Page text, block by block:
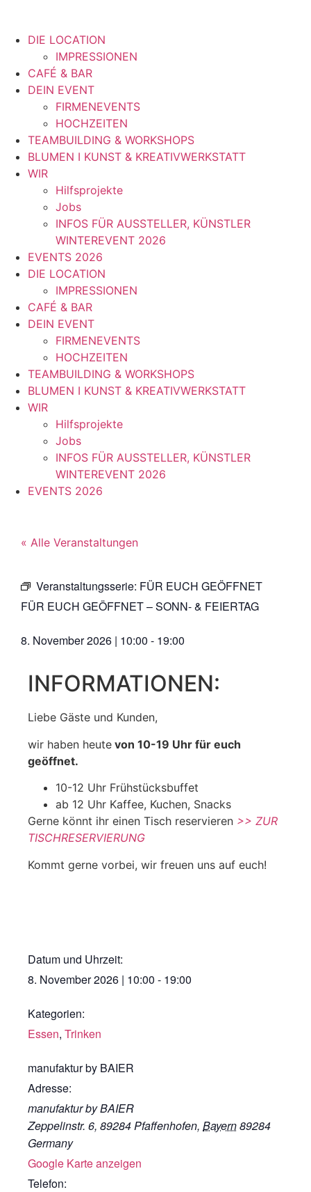
DIE LOCATION
IMPRESSIONEN
CAFÉ & BAR
DEIN EVENT
FIRMENEVENTS
HOCHZEITEN
TEAMBUILDING & WORKSHOPS
BLUMEN I KUNST & KREATIVWERKSTATT
WIR
Hilfsprojekte
Jobs
INFOS FÜR AUSSTELLER, KÜNSTLER
WINTEREVENT 2026
EVENTS 2026
DIE LOCATION
IMPRESSIONEN
CAFÉ & BAR
DEIN EVENT
FIRMENEVENTS
HOCHZEITEN
TEAMBUILDING & WORKSHOPS
BLUMEN I KUNST & KREATIVWERKSTATT
WIR
Hilfsprojekte
Jobs
INFOS FÜR AUSSTELLER, KÜNSTLER
WINTEREVENT 2026
EVENTS 2026
« Alle Veranstaltungen
Veranstaltungsserie: FÜR EUCH GEÖFFNET
FÜR EUCH GEÖFFNET – SONN- & FEIERTAG
8. November 2026 | 10:00 - 19:00
INFORMATIONEN:
Liebe Gäste und Kunden,
wir haben heute von 10-19 Uhr für euch
geöffnet.
10-12 Uhr Frühstücksbuffet
ab 12 Uhr Kaffee, Kuchen, Snacks
Gerne könnt ihr einen Tisch reservieren >> ZUR
TISCHRESERVIERUNG
Kommt gerne vorbei, wir freuen uns auf euch!
Datum und Uhrzeit:
8. November 2026 | 10:00 - 19:00
Kategorien:
Essen, Trinken
manufaktur by BAIER
Adresse:
manufaktur by BAIER
Zeppelinstr. 6, 89284 Pfaffenhofen, Bayern89284
Germany
Google Karte anzeigen
Telefon: